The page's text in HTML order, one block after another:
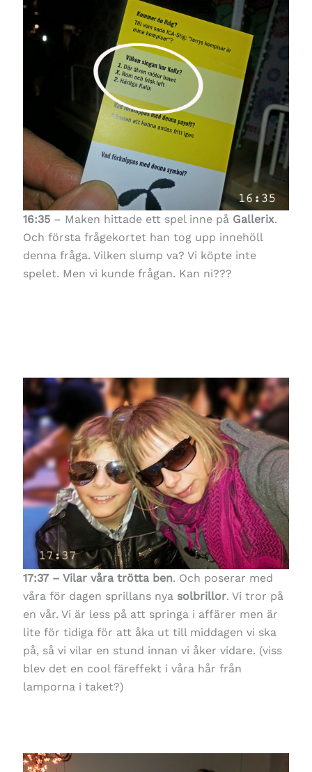
16:35– Maken hittade ett spel inne på Gallerix.
Och första frågekortet han tog upp innehöll
denna fråga. Vilken slump va? Vi köpte inte
spelet. Men vi kunde frågan. Kan ni???
17:37 – Vilar våra trötta ben. Och poserar med
våra för dagen sprillans nya solbrillor. Vi tror på
en vår. Vi är less på att springa i affärer men är
lite för tidiga för att åka ut till middagen vi ska
på, så vi vilar en stund innan vi åker vidare. (viss
blev det en cool färeffekt i våra hår från
lamporna i taket?)